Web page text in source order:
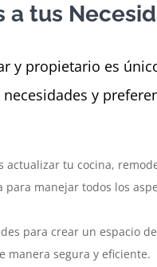
a tus
y propietario es
y
actualizar tu cocina,
manejar todos los
para crear un espacio
manera segura y eficiente.